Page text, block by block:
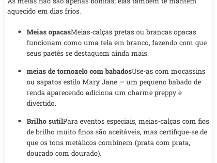
aquecido em dias frios.
Meias opacasMeias-calças pretas ou brancas opacas
funcionam como uma tela em branco, fazendo com que
seus paetês se destaquem ainda mais.
meias de tornozelo com babadosUse-as com mocassins
ou sapatos estilo Mary Jane — um pequeno babado de
renda aparecendo adiciona um charme preppy e
divertido.
Brilho sutilPara eventos especiais, meias-calças com fios
de brilho muito finos são aceitáveis, mas certifique-se de
que os tons metálicos combinem (prata com prata,
dourado com dourado).